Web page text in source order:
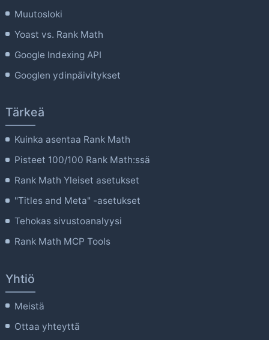
Muutosloki
Yoast vs. Rank Math
Google Indexing API
Googlen ydinpäivitykset
Tärkeä
Kuinka asentaa Rank Math
Pisteet 100/100 Rank Math:ssä
Rank Math Yleiset asetukset
"Titles and Meta" -asetukset
Tehokas sivustoanalyysi
Rank Math MCP Tools
Yhtiö
Meistä
Ottaa yhteyttä